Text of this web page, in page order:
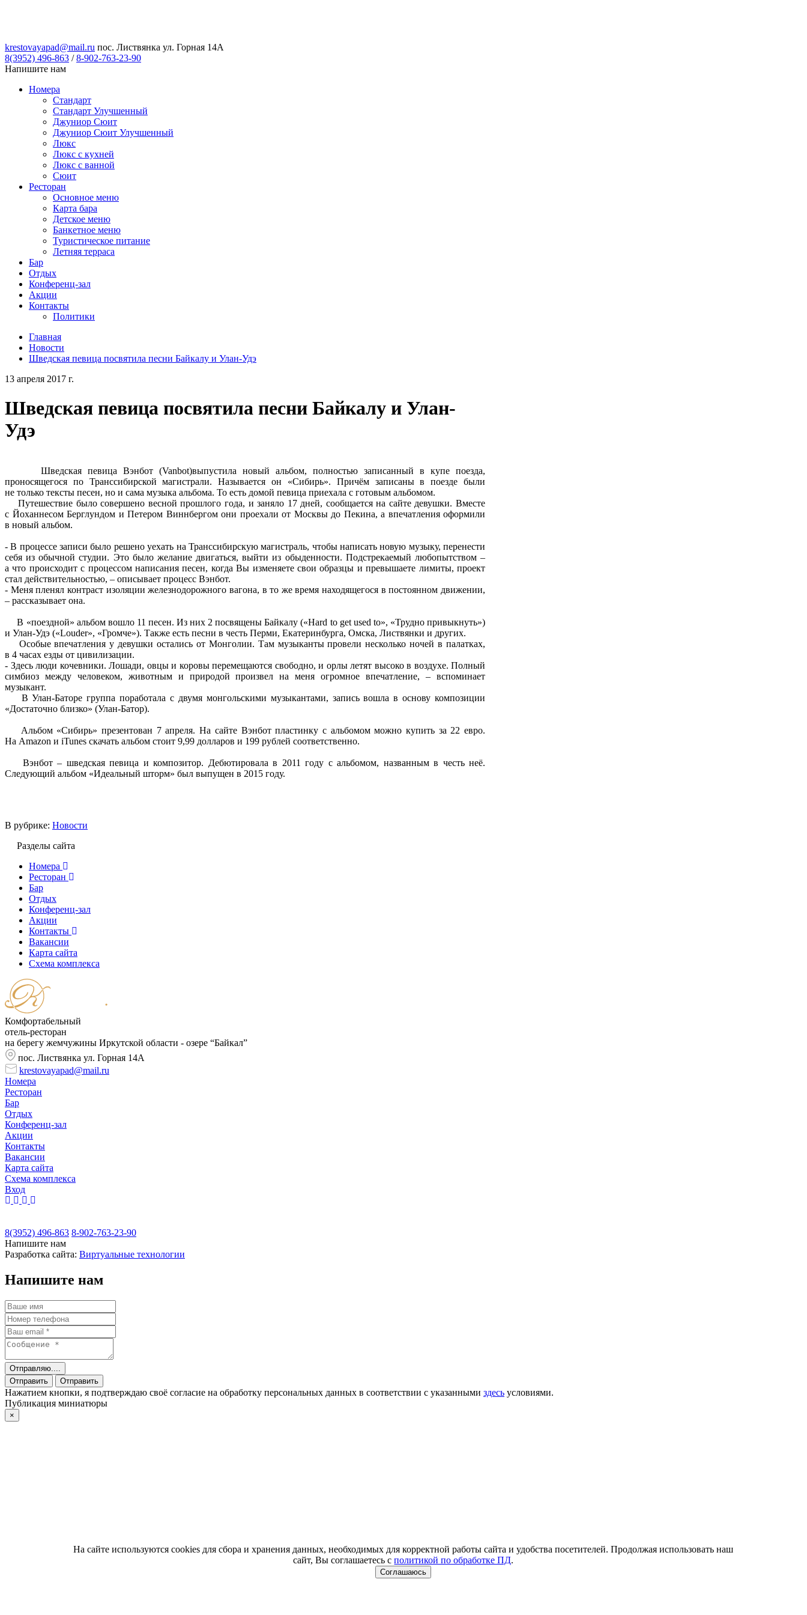
krestovayapad@mail.ru пос. Листвянка ул. Горная 14А
8(3952) 496-863 / 8-902-763-23-90
Напишите нам
Номера
Стандарт
Стандарт Улучшенный
Джуниор Сюит
Джуниор Сюит Улучшенный
Люкс
Люкс с кухней
Люкс с ванной
Сюит
Ресторан
Основное меню
Карта бара
Детское меню
Банкетное меню
Туристическое питание
Летняя терраса
Бар
Отдых
Конференц-зал
Акции
Контакты
Политики
Главная
Новости
Шведская певица посвятила песни Байкалу и Улан-Удэ
13 апреля 2017 г.
Шведская певица посвятила песни Байкалу и Улан-
Удэ
Шведская певица Вэнбот (Vanbot)выпустила новый альбом, полностью записанный в купе поезда,
проносящегося по Транссибирской магистрали. Называется он «Сибирь». Причём записаны в поезде были
не только тексты песен, но и сама музыка альбома. То есть домой певица приехала с готовым альбомом.
Путешествие было совершено весной прошлого года, и заняло 17 дней, сообщается на сайте девушки. Вместе
с Йоханнесом Берглундом и Петером Виннбергом они проехали от Москвы до Пекина, а впечатления оформили
в новый альбом.
- В процессе записи было решено уехать на Транссибирскую магистраль, чтобы написать новую музыку, перенести
себя из обычной студии. Это было желание двигаться, выйти из обыденности. Подстрекаемый любопытством –
а что происходит с процессом написания песен, когда Вы изменяете свои образцы и превышаете лимиты, проект
стал действительностью, – описывает процесс Вэнбот.
- Меня пленял контраст изоляции железнодорожного вагона, в то же время находящегося в постоянном движении,
– рассказывает она.
В «поездной» альбом вошло 11 песен. Из них 2 посвящены Байкалу («Hard to get used to», «Трудно привыкнуть»)
и Улан-Удэ («Louder», «Громче»). Также есть песни в честь Перми, Екатеринбурга, Омска, Листвянки и других.
Особые впечатления у девушки остались от Монголии. Там музыканты провели несколько ночей в палатках,
в 4 часах езды от цивилизации.
- Здесь люди кочевники. Лошади, овцы и коровы перемещаются свободно, и орлы летят высоко в воздухе. Полный
симбиоз между человеком, животным и природой произвел на меня огромное впечатление, – вспоминает
музыкант.
В Улан-Баторе группа поработала с двумя монгольскими музыкантами, запись вошла в основу композиции
«Достаточно близко» (Улан-Батор).
Альбом «Сибирь» презентован 7 апреля. На сайте Вэнбот пластинку с альбомом можно купить за 22 евро.
На Amazon и iTunes скачать альбом стоит 9,99 долларов и 199 рублей соответственно.
Вэнбот – шведская певица и композитор. Дебютировала в 2011 году с альбомом, названным в честь неё.
Следующий альбом «Идеальный шторм» был выпущен в 2015 году.
В рубрике: Новости
Разделы сайта
Номера
Ресторан
Бар
Отдых
Конференц-зал
Акции
Контакты
Вакансии
Карта сайта
Cхема комплекса
Комфортабельный
отель-ресторан
на берегу жемчужины Иркутской области - озере “Байкал”
пос. Листвянка ул. Горная 14А
krestovayapad@mail.ru
Номера
Ресторан
Бар
Отдых
Конференц-зал
Акции
Контакты
Вакансии
Карта сайта
Cхема комплекса
Вход
8(3952) 496-863 8-902-763-23-90
Напишите нам
Разработка сайта: Виртуальные технологии
Напишите нам
Отправляю....
Отправить
Отправить
Нажатием кнопки, я подтверждаю своё согласие на обработку персональных данных в соответствии с указанными здесь условиями.
Публикация миниатюры
×
На сайте используются cookies для сбора и хранения данных, необходимых для корректной работы сайта и удобства посетителей. Продолжая использовать наш
сайт, Вы соглашаетесь сполитикой по обработке ПД.
Соглашаюсь